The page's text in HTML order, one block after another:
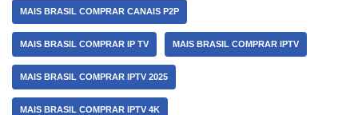
MAIS BRASIL COMPRAR CANAIS P2P
MAIS BRASIL COMPRAR IP TV MAIS BRASIL COMPRAR IPTV
MAIS BRASIL COMPRAR IPTV 2025
MAIS BRASIL COMPRAR IPTV 4K